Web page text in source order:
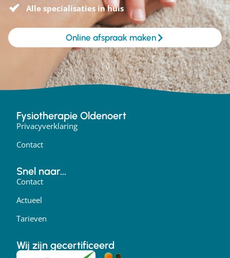
Alle specialisaties in huis
Online afspraak maken
Fysiotherapie Oldenoert
Privacyverklaring
Contact
Snel naar...
Contact
Actueel
Tarieven
Wij zijn gecertificeerd